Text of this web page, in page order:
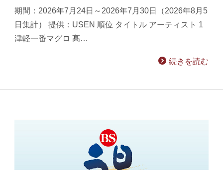
期間：2026年7月24日～2026年7月30日（2026年8月5
日集計） 提供：USEN 順位 タイトル アーティスト 1
津軽一番マグロ 髙…
続きを読む